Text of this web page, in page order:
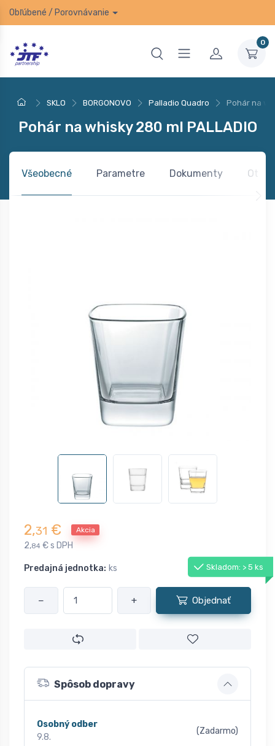
Obľúbené / Porovnávanie
0
SKLO BORGONOVO Palladio Quadro Pohár na
Pohár na whisky 280 ml PALLADIO
Všeobecné Parametre Dokumenty
2,31 € Akcia
2,84 € s DPH
Predajná jednotka: ks Skladom: > 5 ks
− + Objednať
Spôsob dopravy
Osobný odber
9.8.
(Zadarmo)